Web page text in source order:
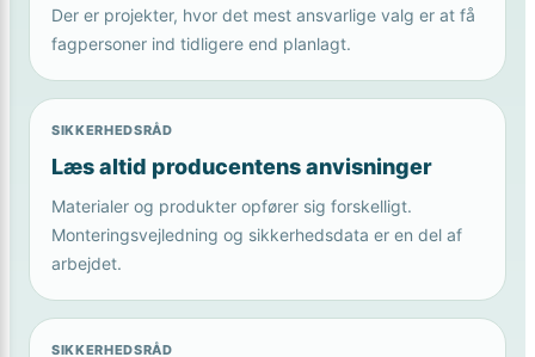
Der er projekter, hvor det mest ansvarlige valg er at få
fagpersoner ind tidligere end planlagt.
SIKKERHEDSRÅD
Læs altid producentens anvisninger
Materialer og produkter opfører sig forskelligt.
Monteringsvejledning og sikkerhedsdata er en del af
arbejdet.
SIKKERHEDSRÅD